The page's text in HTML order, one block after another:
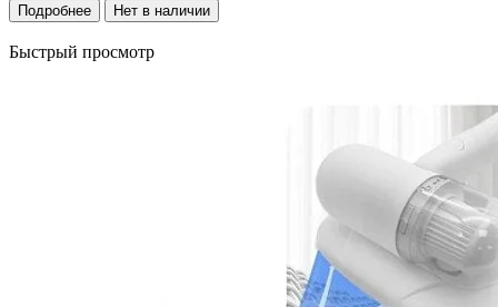
Подробнее Нет в наличии
Быстрый просмотр